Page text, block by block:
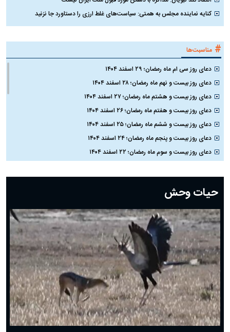
کنایه نماینده مجلس به همتی: سیاست‌های غلط ارزی را دستاورد جا نزنید
# مناسبت‌ها
دعای روز سی ام ماه رمضان؛ ۲۹ اسفند ۱۴۰۴
دعای روز بیست و نهم ماه رمضان؛ ۲۸ اسفند ۱۴۰۴
دعای روز بیست و هشتم ماه رمضان؛ ۲۷ اسفند ۱۴۰۴
دعای روز بیست و هفتم ماه رمضان؛ ۲۶ اسفند ۱۴۰۴
دعای روز بیست و ششم ماه رمضان؛ ۲۵ اسفند ۱۴۰۴
دعای روز بیست و پنجم ماه رمضان؛ ۲۴ اسفند ۱۴۰۴
دعای روز بیست و سوم ماه رمضان؛ ۲۲ اسفند ۱۴۰۴
دعای روز بیستم ماه رمضان؛ ۱۹ اسفند ۱۴۰۴
دعای روز هشتم ماه مبارک رمضان؛ ۷ اسفند ماه ۱۴۰۴
دعای روز هفتم ماه رمضان؛ ۶ اسفند ۱۴۰۴
دعای روز ششم ماه رمضان؛ ۵ اسفند ۱۴۰۴
دعای روز پنجم ماه رمضان؛ ۴ اسفند ۱۴۰۴
دعای روز چهارم ماه مبارک رمضان؛ ۳ اسفند ۱۴۰۴
دعای روز سوم ماه مبارک رمضان؛ ۱۴ اسفند ۱۴۰۴
دعای روز دوم ماه مبارک رمضان ۱ اسفند ماه ۱۴۰۴
دعای روز اول ماه مبارک رمضان، ۳۰ بهمن ۱۴۰۴
حضرت زینب(س) چگونه از دنیا رفت؟
بهترین پیامک تبریک روز پدر ۱۴۰۴؛ جملات زیبا و صمیمانه
حیات وحش